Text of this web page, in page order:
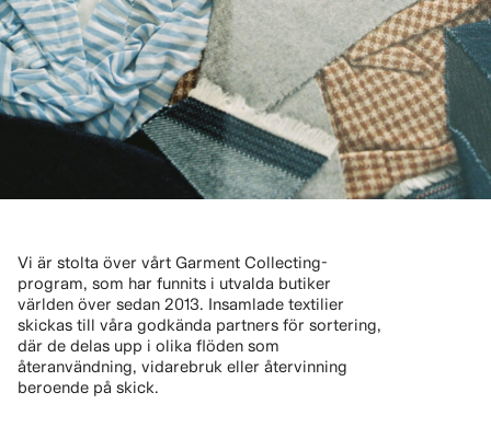
Vi är stolta över vårt Garment Collecting-
program, som har funnits i utvalda butiker
världen över sedan 2013. Insamlade textilier
skickas till våra godkända partners för sortering,
där de delas upp i olika flöden som
återanvändning, vidarebruk eller återvinning
beroende på skick.